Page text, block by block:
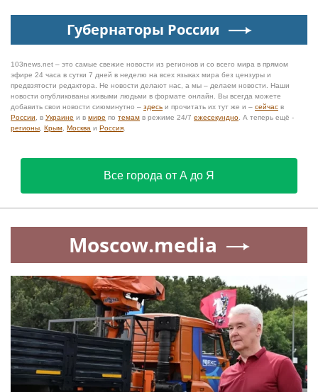
Губернаторы России
103news.net – это самые свежие новости из регионов и со всего мира в прямом
эфире 24 часа в сутки 7 дней в неделю на всех языках мира без цензуры и
предвзятости редактора. Не новости делают нас, а мы – делаем новости. Наши
новости опубликованы живыми людьми в формате онлайн. Вы всегда можете
добавить свои новости сиюминутно – здесь и прочитать их тут же и – сейчас в
России , в Украине и в мире по темам в режиме 24/7 ежесекундно . А теперь ещё -
регионы Крым Москва и Россия
Все города от А до Я
Moscow.media